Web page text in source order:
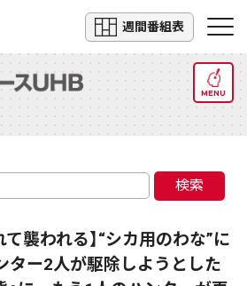
週間番組表
MENU
検索
て襲われる】“シカ用のわな”に
ター2人が駆除しようとした